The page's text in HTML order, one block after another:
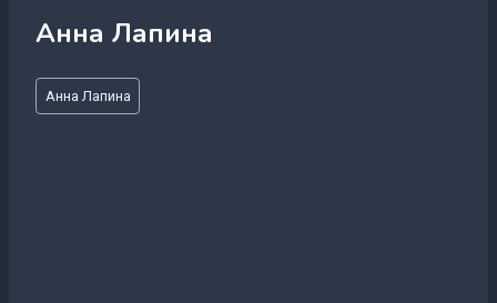
Анна Лапина
Метки
записи:
Анна Лапина